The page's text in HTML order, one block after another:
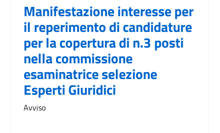
Manifestazione interesse per
il reperimento di candidature
per la copertura di n.3 posti
nella commissione
esaminatrice selezione
Esperti Giuridici
Avviso